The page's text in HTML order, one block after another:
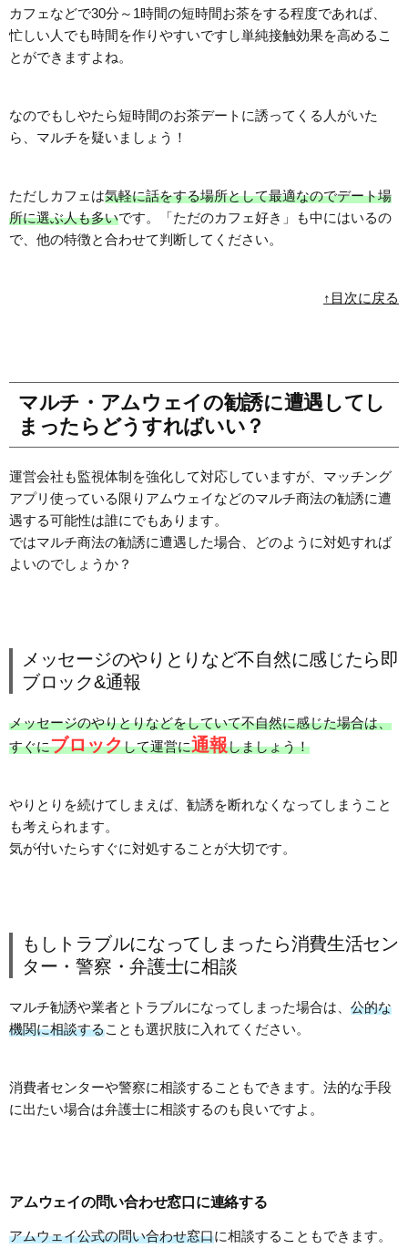
カフェなどで30分～1時間の短時間お茶をする程度であれば、
忙しい人でも時間を作りやすいですし単純接触効果を高めるこ
とができますよね。
なのでもしやたら短時間のお茶デートに誘ってくる人がいた
ら、マルチを疑いましょう！
ただしカフェは気軽に話をする場所として最適なのでデート場
所に選ぶ人も多いです。「ただのカフェ好き」も中にはいるの
で、他の特徴と合わせて判断してください。
↑目次に戻る
マルチ・アムウェイの勧誘に遭遇してし
まったらどうすればいい？
運営会社も監視体制を強化して対応していますが、マッチング
アプリ使っている限りアムウェイなどのマルチ商法の勧誘に遭
遇する可能性は誰にでもあります。
ではマルチ商法の勧誘に遭遇した場合、どのように対処すれば
よいのでしょうか？
メッセージのやりとりなど不自然に感じたら即
ブロック&通報
メッセージのやりとりなどをしていて不自然に感じた場合は、
すぐにブロックして運営に通報しましょう！
やりとりを続けてしまえば、勧誘を断れなくなってしまうこと
も考えられます。
気が付いたらすぐに対処することが大切です。
もしトラブルになってしまったら消費生活セン
ター・警察・弁護士に相談
マルチ勧誘や業者とトラブルになってしまった場合は、 公的な
機関に相談することも選択肢に入れてください。
消費者センターや警察に相談することもできます。法的な手段
に出たい場合は弁護士に相談するのも良いですよ。
アムウェイの問い合わせ窓口に連絡する
アムウェイ公式の問い合わせ窓口に相談することもできます。